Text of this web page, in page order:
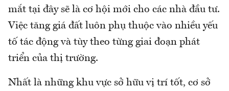
mắt tại đây sẽ là cơ hội mới cho các nhà đầu tư.
Việc tăng giá đất luôn phụ thuộc vào nhiều yếu
tố tác động và tùy theo từng giai đoạn phát
triển của thị trường.
Nhất là những khu vực sở hữu vị trí tốt, cơ sở